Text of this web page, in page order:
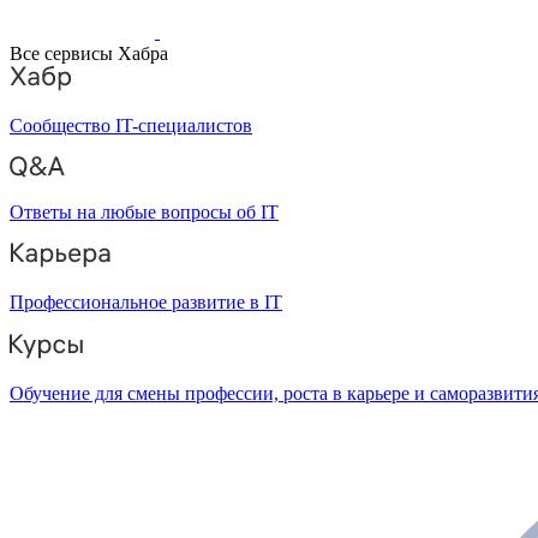
Все сервисы Хабра
Сообщество IT-специалистов
Ответы на любые вопросы об IT
Профессиональное развитие в IT
Обучение для смены профессии, роста в карьере и